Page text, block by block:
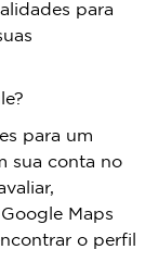
para
para um
sua conta no
Maps
o perfil